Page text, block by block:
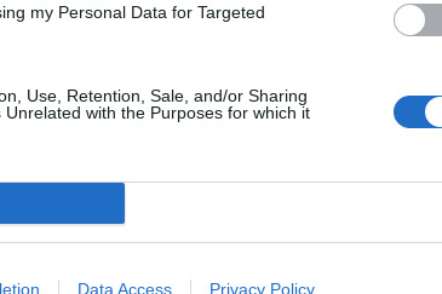
my Personal Data for Targeted
Use, Retention, Sale, and/or Sharing
with the Purposes for which it
Data Access Privacy Policy